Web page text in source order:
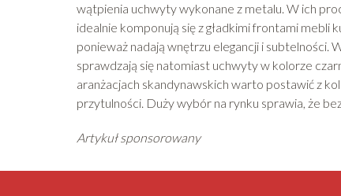
wątpienia uchwyty wykonane z metalu. W ich
idealnie komponują się z gładkimi frontami
ponieważ nadają wnętrzu elegancji i
sprawdzają się natomiast uchwyty w kolorze
aranżacjach skandynawskich warto postawić z
przytulności. Duży wybór na rynku sprawia, że
Artykuł sponsorowany